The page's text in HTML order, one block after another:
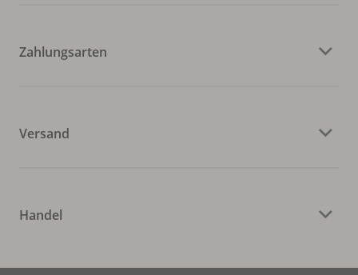
Zahlungsarten
Versand
Handel